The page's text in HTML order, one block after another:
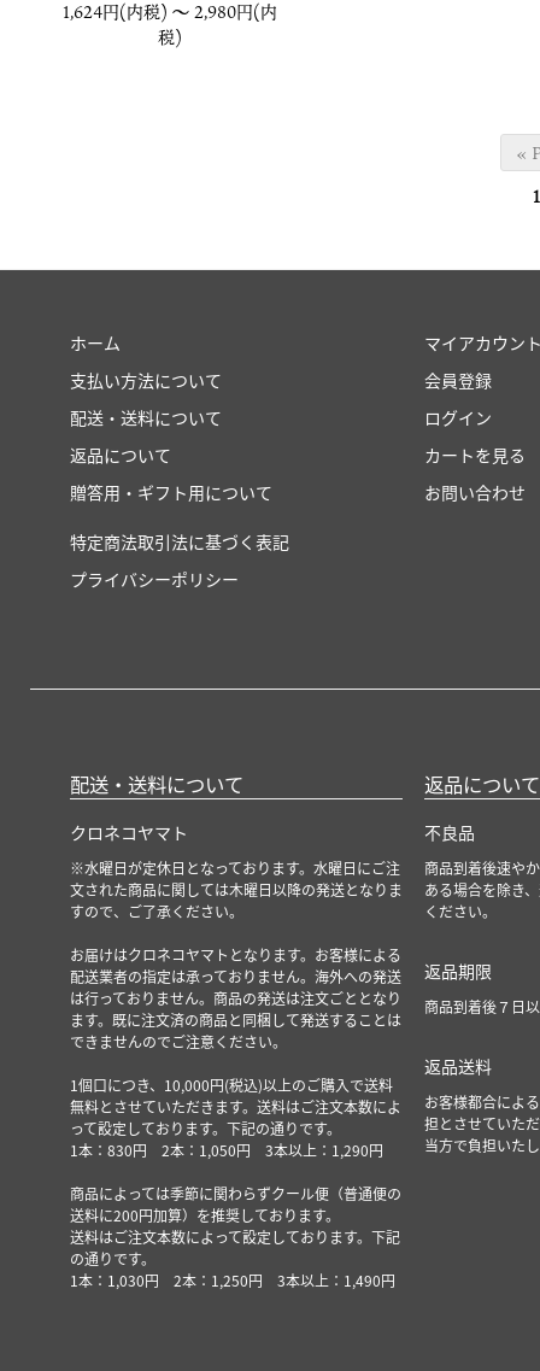
1,624円(内税) 〜2,980円(内
税)
«
1
ホーム
支払い方法について
配送・送料について
返品について
贈答用・ギフト用について
特定商法取引法に基づく表記
プライバシーポリシー
マイアカウン
会員登録
ログイン
カートを見る
お問い合わせ
配送・送料について
クロネコヤマト
※水曜日が定休日となっております。水曜日にご注
文された商品に関しては木曜日以降の発送となりま
すので、ご了承ください。
お届けはクロネコヤマトとなります。お客様による
配送業者の指定は承っておりません。海外への発送
は行っておりません。商品の発送は注文ごととなり
ます。既に注文済の商品と同梱して発送することは
できませんのでご注意ください。
1個口につき、10,000円(税込)以上のご購入で送料
無料とさせていただきます。送料はご注文本数によ
って設定しております。下記の通りです。
1本：830円 2本：1,050円 3本以上：1,290円
商品によっては季節に関わらずクール便（普通便の
送料に200円加算）を推奨しております。
送料はご注文本数によって設定しております。下記
の通りです。
1本：1,030円 2本：1,250円 3本以上：1,490円
返品について
不良品
商品到着後速や
ある場合を除き
ください。
返品期限
商品到着後７日
返品送料
お客様都合によ
担とさせていた
当方で負担いた